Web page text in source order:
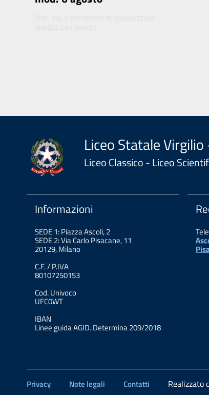
Liceo Statale
Liceo Classico - Liceo
Informazioni
SEDE 1: Piazza Ascoli, 2
SEDE 2: Via Carlo Pisacane, 11
20129, Milano
C.F. / P.IVA
80107250153
Cod. Univoco
UFC0WT
IBAN
Linee guida AGID. Determina 209/2018
Privacy Note legali Contatti Realizzato